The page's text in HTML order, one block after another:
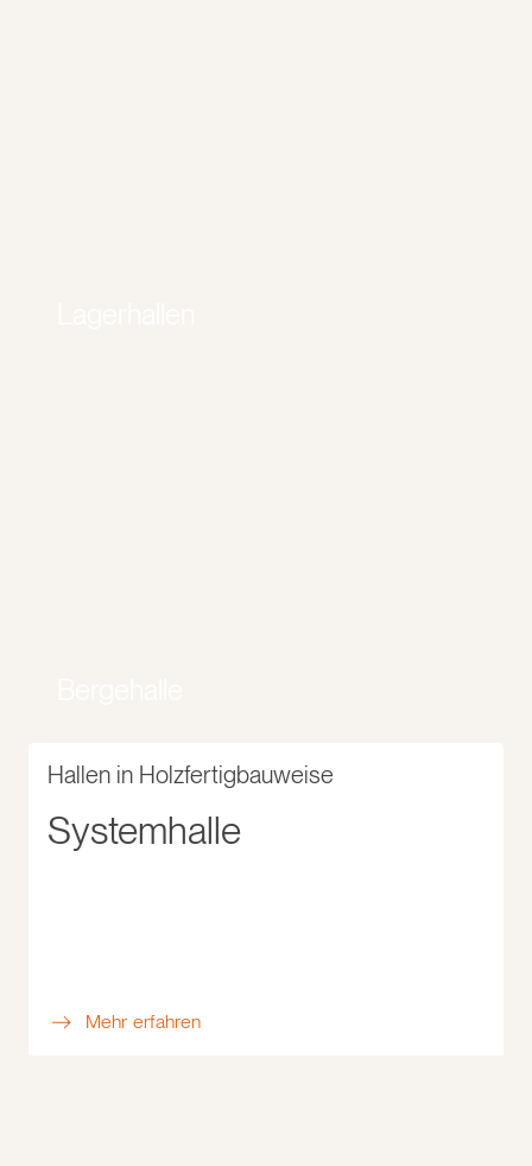
Hallen in Holzfertigbauweise
Systemhalle
Mehr erfahren